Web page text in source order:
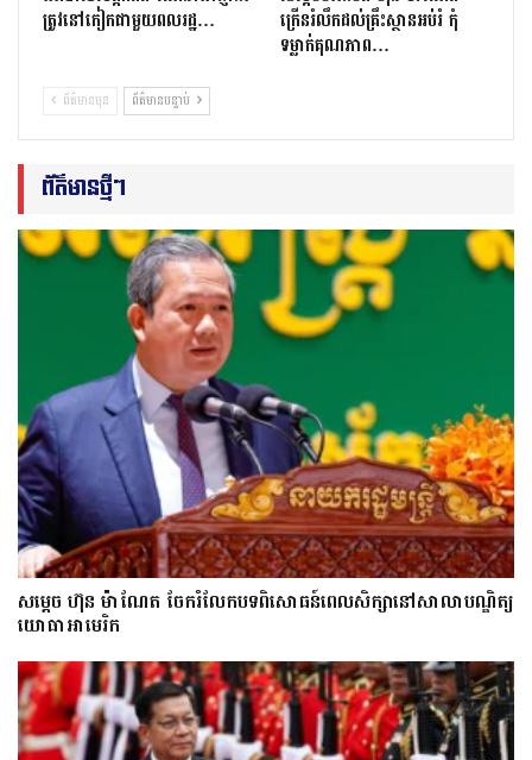
ត្រូវនៅកៀកជាមួយពលរដ្ឋ… ក្រើនរំលឹកដល់គ្រឹះស្ថានអប់រំ កុំ
ទម្លាក់គុណភាព…
ព័ត៌មានមុន ព័ត៌មានបន្ទាប់
ព័ត៌មានថ្មីៗ
សម្តេច ហ៊ុន ម៉ាណែត ចែករំលែកបទពិសោធន៍ពេលសិក្សានៅសាលាបណ្ឌិត្យ​
យោ​ធា​អាមេរិក